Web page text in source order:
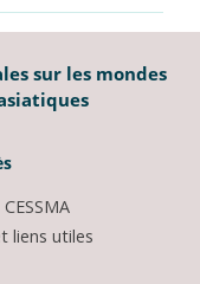
sur les mondes
liens utiles